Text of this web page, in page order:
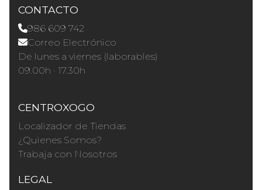
CONTACTO
986 609 742
Correo Electrónico
De lunes a viernes (laborables)
09.00h · 17.30h
CENTROXOGO
Localizador de Tiendas
¿Quienes Somos?
Trabaja con Nosotros
LEGAL